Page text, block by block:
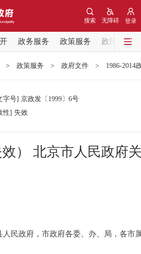
登录
无障碍
搜索
政务服务 政策服务
政民互动
党中央精神
> 政策服务 > 政府文件 > 1986-2014
字号] 京政发 〔1999〕 6号
性] 失效
效） 北京市人民政府
人民政府，市政府各委、办、局，各市